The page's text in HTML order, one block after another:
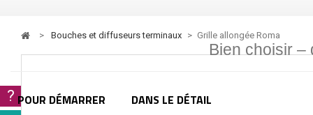
Bien choisir –
POUR DÉMARRER DANS LE DÉTAIL
> bouches et diffuseurs terminaux > Grille allongée Roma
?